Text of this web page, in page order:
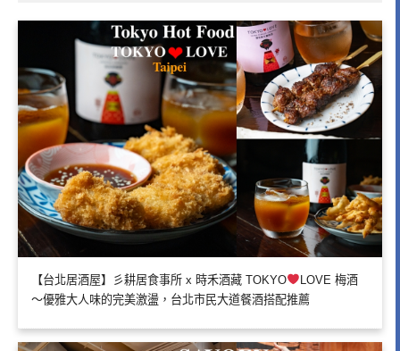
【台北居酒屋】彡耕居食事所 x 時禾酒藏 TOKYO
LOVE 梅酒
～優雅大人味的完美激盪，台北市民大道餐酒搭配推薦